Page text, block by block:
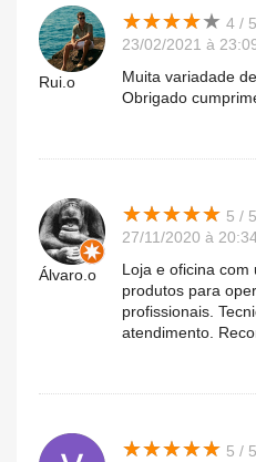
Rui.o
★★★★★
★★★★★ 4 / 5
23/02/2021 à
Muita variadade
Obrigado
Álvaro.o
★★★★★
★★★★★ 5 / 5
27/11/2020 à
Loja e oficina
produtos para
profissionais.
atendimento.
★★★★★
★★★★★ 5 / 5